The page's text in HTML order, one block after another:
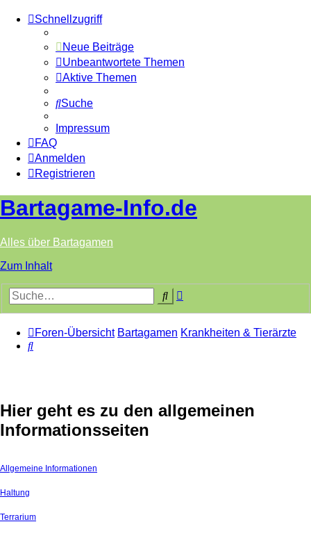
Schnellzugriff
Neue Beiträge
Unbeantwortete Themen
Aktive Themen
Suche
Impressum
FAQ
Anmelden
Registrieren
Bartagame-Info.de
Alles über Bartagamen
Zum Inhalt
Suche
Foren-Übersicht Bartagamen Krankheiten & Tierärzte
Suche
Hier geht es zu den allgemeinen
Informationsseiten
Allgemeine Informationen
Haltung
Terrarium